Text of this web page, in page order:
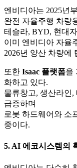
엔비디아는 2025년
완전 자율주행 차량
테슬라, BYD, 현대
이미 엔비디아 자율
2026년 양산 차량에
또한 Isaac 플랫폼을
화하고 있다.
물류창고, 생산라인
급증하며
로봇 하드웨어와 소
중이다.
5. AI 에코시스템의